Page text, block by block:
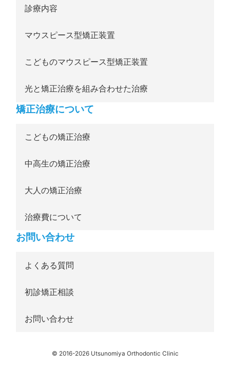
診療内容
マウスピース型矯正装置
こどものマウスピース型矯正装置
光と矯正治療を組み合わせた治療
矯正治療について
こどもの矯正治療
中高生の矯正治療
大人の矯正治療
治療費について
お問い合わせ
よくある質問
初診矯正相談
お問い合わせ
© 2016-2026 Utsunomiya Orthodontic Clinic